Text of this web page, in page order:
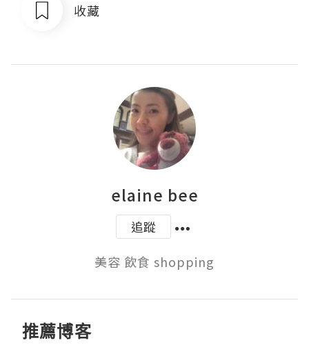
收藏
elaine bee
追蹤
美容 飲食 shopping
推薦博客